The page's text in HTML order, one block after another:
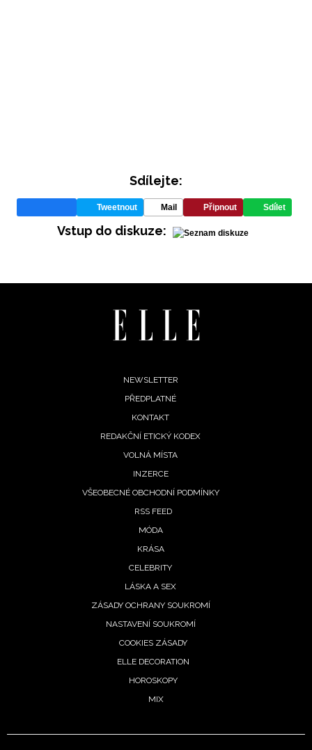
NEWSLETTER
Sdílejte:
Tweetnout Mail Připnout Sdílet
Vstup do diskuze:
NEWSLETTER
PŘEDPLATNÉ
KONTAKT
REDAKČNÍ ETICKÝ KODEX
VOLNÁ MÍSTA
INZERCE
VŠEOBECNÉ OBCHODNÍ PODMÍNKY
RSS FEED
MÓDA
KRÁSA
CELEBRITY
LÁSKA A SEX
ZÁSADY OCHRANY SOUKROMÍ
NASTAVENÍ SOUKROMÍ
COOKIES ZÁSADY
ELLE DECORATION
HOROSKOPY
MIX